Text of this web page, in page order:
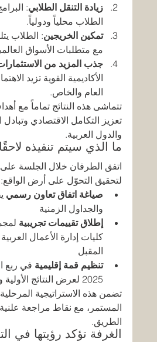
زيادة التنقل الطلابي:
الطلاب محلياً ودولياً.
تمكين الخريجين: الطلاب
مع متطلبات الأسواق
جذب المزيد من
الأكاديمية القوية تزيد
العام والخاص.
تعزيز التكامل الاقتصادي وتبادل
والدول العربية.
ما الذي سيتم تنفيذه لاحقًا
اتفق الطرفان خلال الجلسة
لتحقيق التحوّل على أرض الواقع:
صياغة اتفاق تعاون رسمي
والجداول الزمنية
إطلاق تقييمات تجريبية
كليات إدارة الأعمال
المقبل
تنظيم قمة إقليمية في ربع
2025 لعرض النتائج الأولية والنجاحات المبكرة
تضمن هذه الاستراتيجية
المستمر، مع نقاط مراجعة
الطريق.
الغرفة تؤكد رؤيتها في